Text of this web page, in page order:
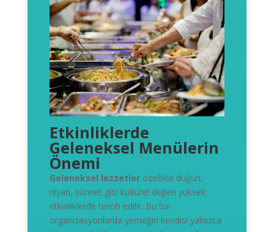
Etkinliklerde
Geleneksel Menülerin
Önemi
Geleneksel lezzetlerözellikle düğün,
nişan, sünnet gibi kültürel değeri yüksek
etkinliklerde tercih edilir. Bu tür
organizasyonlarda yemeğin kendisi yalnızca